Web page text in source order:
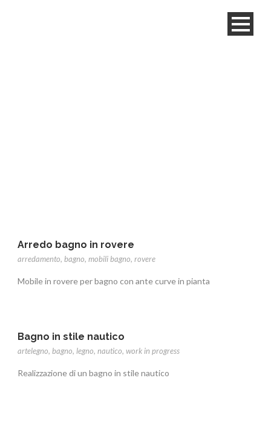
Arredo bagno in rovere
arredamento, bagno, mobili bagno, rovere
Mobile in rovere per bagno con ante curve in pianta
Bagno in stile nautico
artelegno, bagno, legno, nautico, work in progress
Realizzazione di un bagno in stile nautico